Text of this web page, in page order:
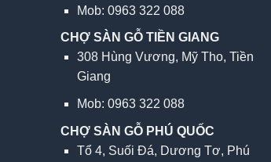
Mob: 0963 322 088
CHỢ SÀN GỖ TIỀN GIANG
308 Hùng Vương, Mỹ Tho, Tiền
Giang
Mob: 0963 322 088
CHỢ SÀN GỖ PHÚ QUỐC
Tổ 4, Suối Đá, Dương Tơ, Phú